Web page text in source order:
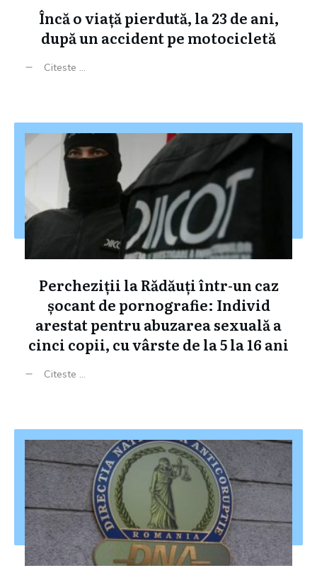
Încă o viață pierdută, la 23 de ani,
după un accident pe motocicletă
Citeste ...
Percheziții la Rădăuți într-un caz
șocant de pornografie: Individ
arestat pentru abuzarea sexuală a
cinci copii, cu vârste de la 5 la 16 ani
Citeste ...